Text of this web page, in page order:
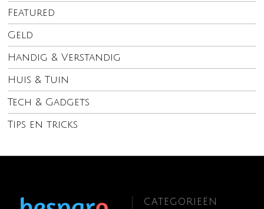
Featured
Geld
Handig & Verstandig
Huis & Tuin
Tech & Gadgets
Tips en tricks
CATEGORIEËN